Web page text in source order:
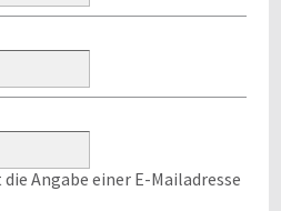
Angabe einer E-Mailadresse